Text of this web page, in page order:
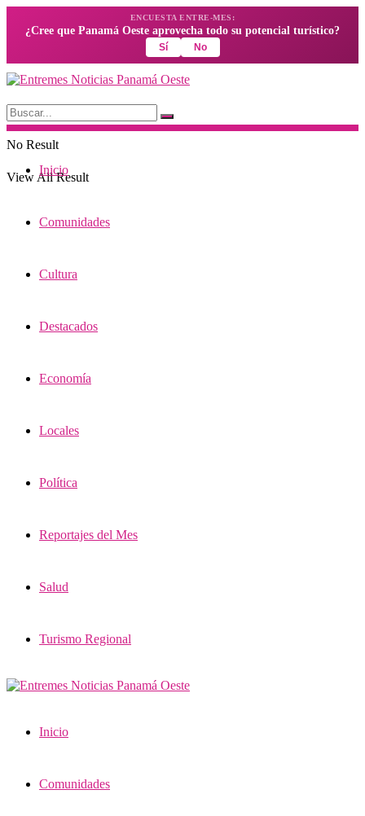
ENCUESTA ENTRE-MES:
¿Cree que Panamá Oeste aprovecha todo su potencial turístico?
Sí No
No Result
View All Result
Inicio
Comunidades
Cultura
Destacados
Economía
Locales
Política
Reportajes del Mes
Salud
Turismo Regional
Inicio
Comunidades